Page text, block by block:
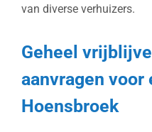
van diverse verhuizers.
Geheel
aanvragen
Hoensbroek